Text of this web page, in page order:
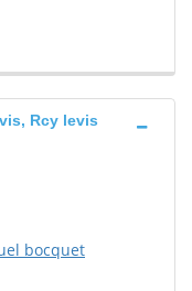
Rcy levis
bocquet